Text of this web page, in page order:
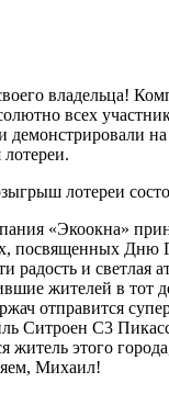
владельца!
всех
демонстрировали
«Экоокна»
посвященных Дню
радость и светлая
жителей в тот
отправится
Ситроен С3
житель этого
Михаил!